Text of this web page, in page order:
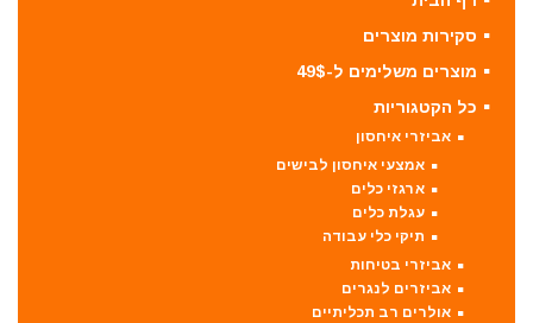
סקירות מוצרים
מוצרים משלימים ל-49$
כל הקטגוריות
אביזרי איחסון
אמצעי איחסון לבישים
ארגזי כלים
עגלת כלים
תיקי כלי עבודה
אביזרי בטיחות
אביזרים לנגרים
אולרים רב תכליתיים